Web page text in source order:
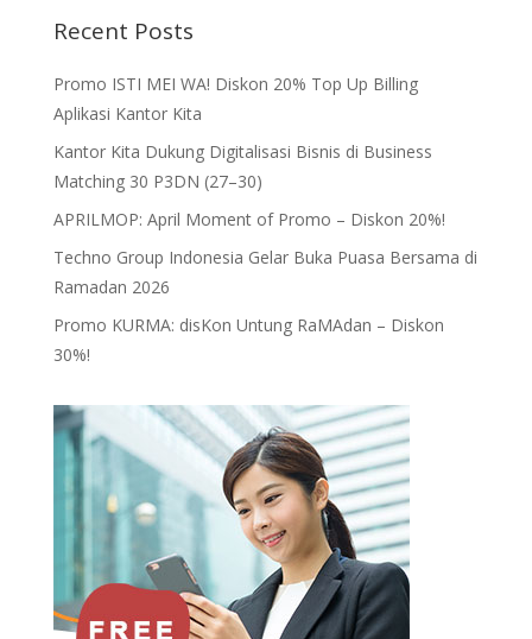
Recent Posts
Promo ISTI MEI WA! Diskon 20% Top Up Billing
Aplikasi Kantor Kita
Kantor Kita Dukung Digitalisasi Bisnis di Business
Matching 30 P3DN (27–30)
APRILMOP: April Moment of Promo – Diskon 20%!
Techno Group Indonesia Gelar Buka Puasa Bersama di
Ramadan 2026
Promo KURMA: disKon Untung RaMAdan – Diskon
30%!